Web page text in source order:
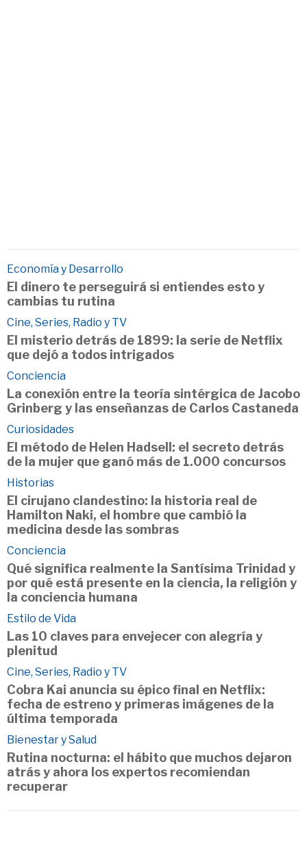
Economía y Desarrollo
El dinero te perseguirá si entiendes esto y
cambias tu rutina
Cine, Series, Radio y TV
El misterio detrás de 1899: la serie de Netflix
que dejó a todos intrigados
Conciencia
La conexión entre la teoría sintérgica de Jacobo
Grinberg y las enseñanzas de Carlos Castaneda
Curiosidades
El método de Helen Hadsell: el secreto detrás
de la mujer que ganó más de 1.000 concursos
Historias
El cirujano clandestino: la historia real de
Hamilton Naki, el hombre que cambió la
medicina desde las sombras
Conciencia
Qué significa realmente la Santísima Trinidad y
por qué está presente en la ciencia, la religión y
la conciencia humana
Estilo de Vida
Las 10 claves para envejecer con alegría y
plenitud
Cine, Series, Radio y TV
Cobra Kai anuncia su épico final en Netflix:
fecha de estreno y primeras imágenes de la
última temporada
Bienestar y Salud
Rutina nocturna: el hábito que muchos dejaron
atrás y ahora los expertos recomiendan
recuperar